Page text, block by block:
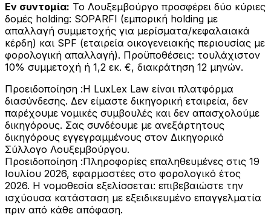
Εν συντομία: Το Λουξεμβούργο προσφέρει δύο κύριες
δομές holding: SOPARFI (εμπορική holding με
απαλλαγή συμμετοχής για μερίσματα/κεφαλαιακά
κέρδη) και SPF (εταιρεία οικογενειακής περιουσίας με
φορολογική απαλλαγή). Προϋποθέσεις: τουλάχιστον
10% συμμετοχή ή 1,2 εκ. €, διακράτηση 12 μηνών.
Προειδοποίηση :Η LuxLex Law είναι πλατφόρμα
διασύνδεσης. Δεν είμαστε δικηγορική εταιρεία, δεν
παρέχουμε νομικές συμβουλές και δεν απασχολούμε
δικηγόρους. Σας συνδέουμε με ανεξάρτητους
δικηγόρους εγγεγραμμένους στον Δικηγορικό
Σύλλογο Λουξεμβούργου.
Προειδοποίηση :Πληροφορίες επαληθευμένες στις 19
Ιουλίου 2026, εφαρμοστέες στο φορολογικό έτος
2026. Η νομοθεσία εξελίσσεται: επιβεβαιώστε την
ισχύουσα κατάσταση με εξειδικευμένο επαγγελματία
πριν από κάθε απόφαση.